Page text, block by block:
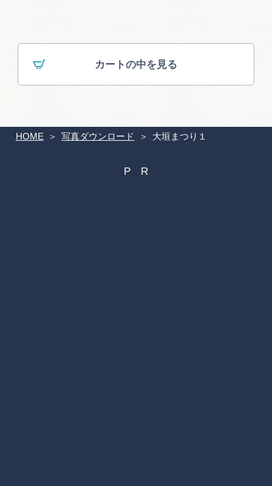
HOME 写真ダウンロード 大垣まつり１
カートの中を見る